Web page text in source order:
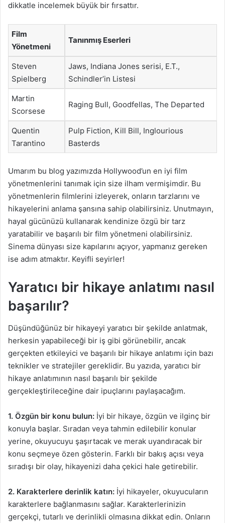
dikkatle incelemek büyük bir fırsattır.
Film
Yönetmeni
Tanınmış Eserleri
Steven
Spielberg
Jaws, Indiana Jones serisi, E.T.,
Schindler’in Listesi
Martin
Scorsese
Raging Bull, Goodfellas, The Departed
Quentin
Tarantino
Pulp Fiction, Kill Bill, Inglourious
Basterds
Umarım bu blog yazımızda Hollywood’un en iyi film
yönetmenlerini tanımak için size ilham vermişimdir. Bu
yönetmenlerin filmlerini izleyerek, onların tarzlarını ve
hikayelerini anlama şansına sahip olabilirsiniz. Unutmayın,
hayal gücünüzü kullanarak kendinize özgü bir tarz
yaratabilir ve başarılı bir film yönetmeni olabilirsiniz.
Sinema dünyası size kapılarını açıyor, yapmanız gereken
ise adım atmaktır. Keyifli seyirler!
Yaratıcı bir hikaye anlatımı nasıl
başarılır?
Düşündüğünüz bir hikayeyi yaratıcı bir şekilde anlatmak,
herkesin yapabileceği bir iş gibi görünebilir, ancak
gerçekten etkileyici ve başarılı bir hikaye anlatımı için bazı
teknikler ve stratejiler gereklidir. Bu yazıda, yaratıcı bir
hikaye anlatımının nasıl başarılı bir şekilde
gerçekleştirileceğine dair ipuçlarını paylaşacağım.
1. Özgün bir konu bulun: İyi bir hikaye, özgün ve ilginç bir
konuyla başlar. Sıradan veya tahmin edilebilir konular
yerine, okuyucuyu şaşırtacak ve merak uyandıracak bir
konu seçmeye özen gösterin. Farklı bir bakış açısı veya
sıradışı bir olay, hikayenizi daha çekici hale getirebilir.
2. Karakterlere derinlik katın: İyi hikayeler, okuyucuların
karakterlere bağlanmasını sağlar. Karakterlerinizin
gerçekçi, tutarlı ve derinlikli olmasına dikkat edin. Onların